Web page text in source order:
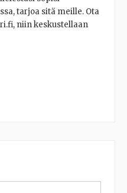
tarjoa sitä meille. Ota
niin keskustellaan